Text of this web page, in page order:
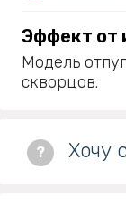
Эффект от
Модель
скворцов.
? Хочу